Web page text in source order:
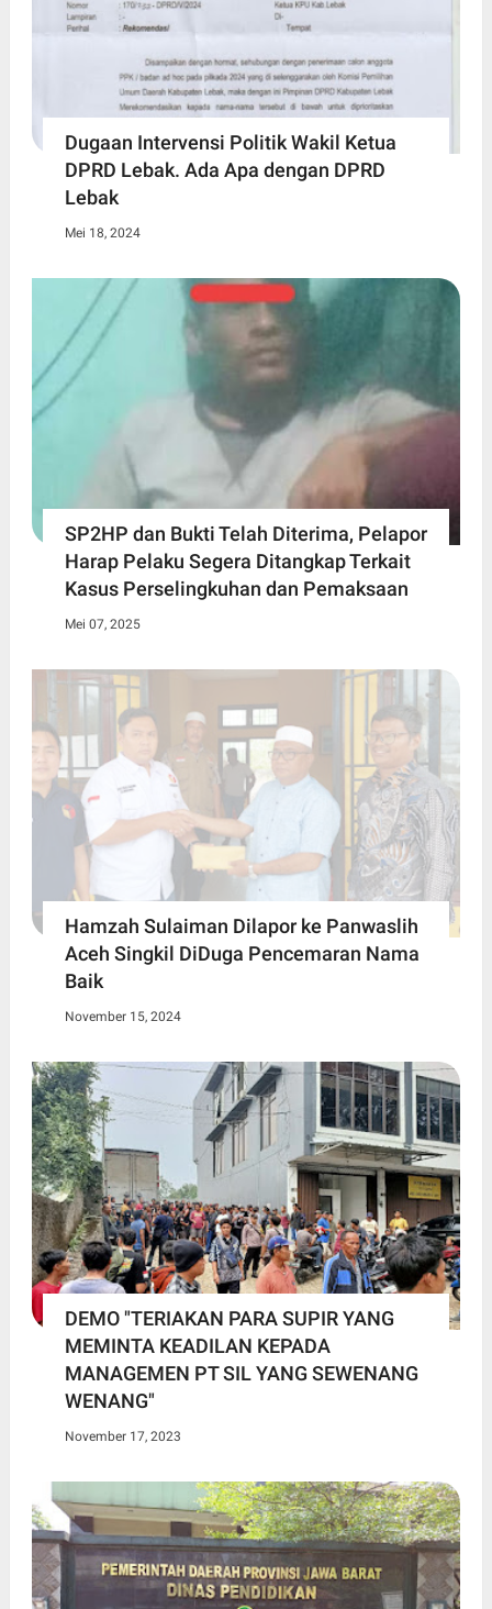
Dugaan Intervensi Politik Wakil Ketua
DPRD Lebak. Ada Apa dengan DPRD
Lebak
Mei 18, 2024
SP2HP dan Bukti Telah Diterima, Pelapor
Harap Pelaku Segera Ditangkap Terkait
Kasus Perselingkuhan dan Pemaksaan
Mei 07, 2025
Hamzah Sulaiman Dilapor ke Panwaslih
Aceh Singkil DiDuga Pencemaran Nama
Baik
November 15, 2024
DEMO "TERIAKAN PARA SUPIR YANG
MEMINTA KEADILAN KEPADA
MANAGEMEN PT SIL YANG SEWENANG
WENANG"
November 17, 2023